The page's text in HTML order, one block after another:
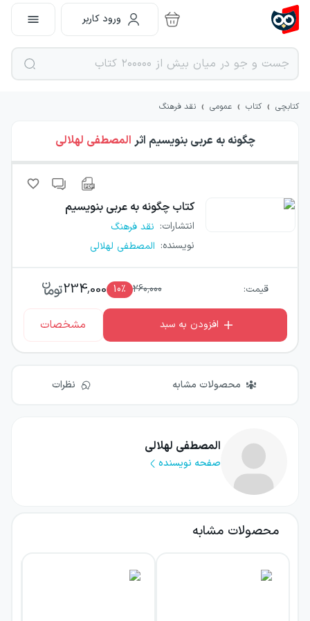
ورود کاربر
کتابچی › کتاب › عمومی › نقد فرهنگ
چگونه به عربی بنویسیم اثر المصطفی لهلالی
کتاب چگونه به عربی بنویسیم
انتشارات: نقد فرهنگ
نویسنده: المصطفی لهلالی
قیمت: 260,000
10٪ 234,000
افزودن به سبد مشخصات
محصولات مشابه نظرات
المصطفی لهلالی
صفحه نویسنده
محصولات مشابه